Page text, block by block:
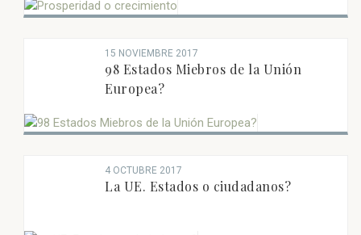
15 NOVIEMBRE 2017
98 Estados Miebros de la Unión
Europea?
4 OCTUBRE 2017
La UE. Estados o ciudadanos?